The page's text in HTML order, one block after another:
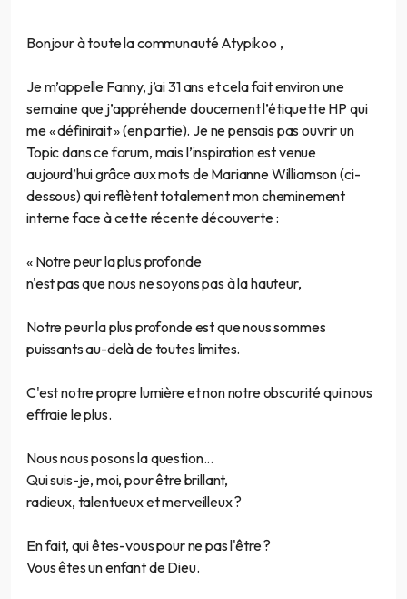
Bonjour à toute la communauté Atypikoo ,
Je m’appelle Fanny, j’ai 31 ans et cela fait environ une
semaine que j’appréhende doucement l’étiquette HP qui
me « définirait » (en partie). Je ne pensais pas ouvrir un
Topic dans ce forum, mais l’inspiration est venue
aujourd’hui grâce aux mots de Marianne Williamson (ci-
dessous) qui reflètent totalement mon cheminement
interne face à cette récente découverte :
« Notre peur la plus profonde
n'est pas que nous ne soyons pas à la hauteur,
Notre peur la plus profonde est que nous sommes
puissants au-delà de toutes limites.
C'est notre propre lumière et non notre obscurité qui nous
effraie le plus.
Nous nous posons la question...
Qui suis-je, moi, pour être brillant,
radieux, talentueux et merveilleux ?
En fait, qui êtes-vous pour ne pas l'être ?
Vous êtes un enfant de Dieu.